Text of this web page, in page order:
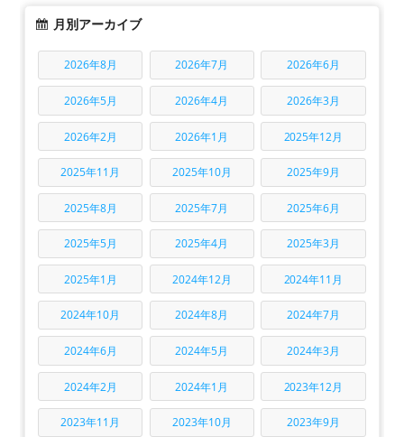
月別アーカイブ
2026年8月 2026年7月 2026年6月
2026年5月 2026年4月 2026年3月
2026年2月 2026年1月 2025年12月
2025年11月 2025年10月 2025年9月
2025年8月 2025年7月 2025年6月
2025年5月 2025年4月 2025年3月
2025年1月 2024年12月 2024年11月
2024年10月 2024年8月 2024年7月
2024年6月 2024年5月 2024年3月
2024年2月 2024年1月 2023年12月
2023年11月 2023年10月 2023年9月